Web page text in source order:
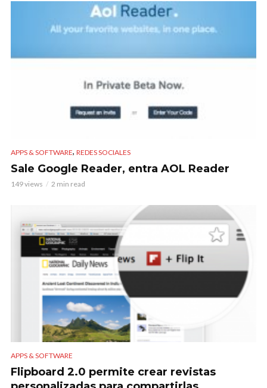
APPS & SOFTWARE, REDES SOCIALES
Sale Google Reader, entra AOL Reader
149 views 2 min read
APPS & SOFTWARE
Flipboard 2.0 permite crear revistas